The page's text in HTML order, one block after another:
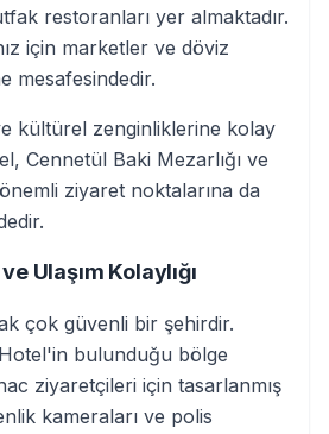
restoranları yer almaktadır.
için marketler ve döviz
mesafesindedir.
kültürel zenginliklerine kolay
Cennetül Baki Mezarlığı ve
ziyaret noktalarına da
Ulaşım Kolaylığı
çok güvenli bir şehirdir.
bulunduğu bölge
ziyaretçileri için tasarlanmış
kameraları ve polis